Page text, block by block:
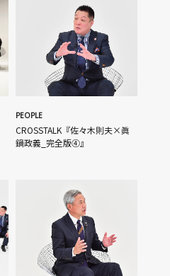
PEOPLE
CROSSTALK『佐々木則夫×眞
鍋政義_完全版④』